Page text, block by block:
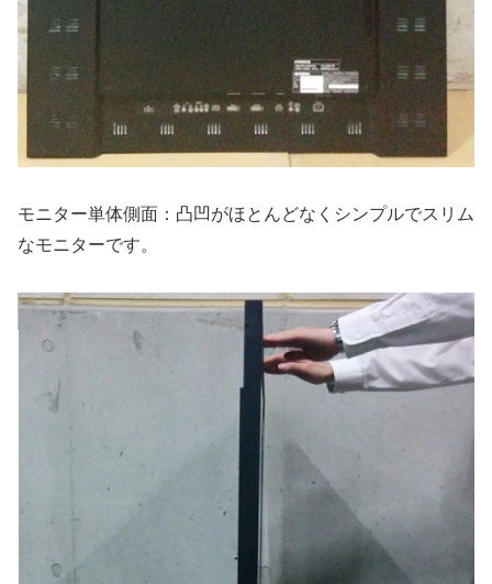
モニター単体側面：凸凹がほとんどなくシンプルでスリム
なモニターです。